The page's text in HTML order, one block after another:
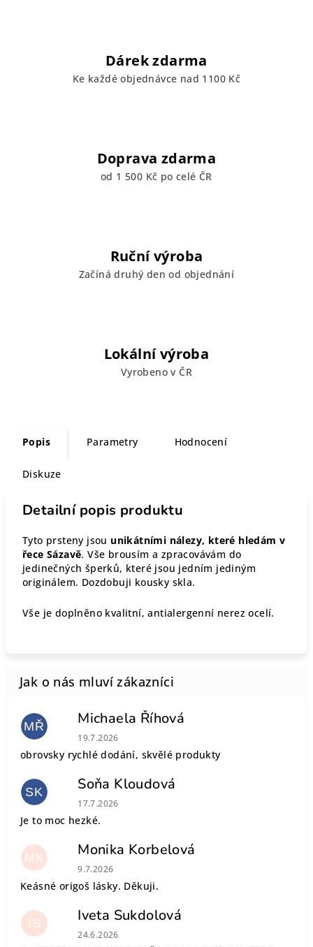
Dárek zdarma
Ke každé objednávce nad 1100 Kč
Doprava zdarma
od 1 500 Kč po celé ČR
Ruční výroba
Začíná druhý den od objednání
Lokální výroba
Vyrobeno v ČR
Popis Parametry Hodnocení
Diskuze
Detailní popis produktu
Tyto prsteny jsou unikátními nálezy, které hledám v
řece Sázavě. Vše brousím a zpracovávám do
jedinečných šperků, které jsou jedním jediným
originálem. Dozdobuji kousky skla.
Vše je doplněno kvalitní, antialergenní nerez ocelí.
MŘ Michaela Říhová
Hodnocení obchodu je 5 z 5 hvězdiček.
19.7.2026
obrovsky rychlé dodání, skvělé produkty
SK Soňa Kloudová
Hodnocení obchodu je 5 z 5 hvězdiček.
17.7.2026
Je to moc hezké.
MK Monika Korbelová
Hodnocení obchodu je 5 z 5 hvězdiček.
9.7.2026
Keásné origoš lásky. Děkuji.
IS Iveta Sukdolová
Hodnocení obchodu je 5 z 5 hvězdiček.
24.6.2026